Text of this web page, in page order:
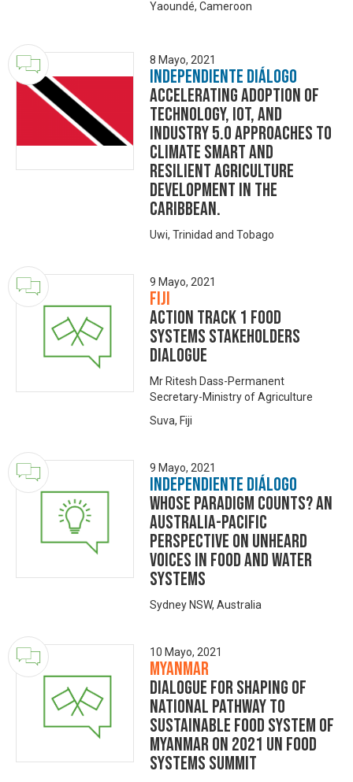
Yaoundé, Cameroon
8 Mayo, 2021
Independiente Diálogo
Accelerating Adoption of
Technology, IOT, and
Industry 5.0 approaches to
climate smart and
resilient agriculture
development in the
Caribbean.
Uwi, Trinidad and Tobago
9 Mayo, 2021
Fiji
Action Track 1 Food
Systems Stakeholders
Dialogue
Mr Ritesh Dass-Permanent
Secretary-Ministry of Agriculture
Suva, Fiji
9 Mayo, 2021
Independiente Diálogo
Whose paradigm counts? An
Australia-Pacific
perspective on unheard
voices in food and water
systems
Sydney NSW, Australia
10 Mayo, 2021
Myanmar
Dialogue for Shaping of
National Pathway to
Sustainable Food System of
Myanmar on 2021 UN Food
Systems Summit